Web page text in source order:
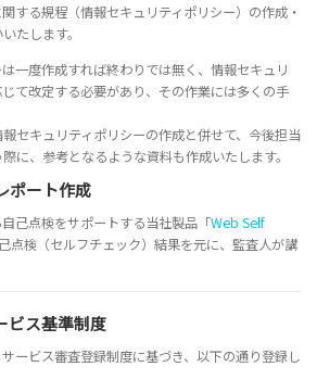
する規程（情報セキュリティポリシー）の作成・
たします。
一度作成すれば終わりでは無く、情報セキュリ
て改定する必要があり、その作業には多くの手
セキュリティポリシーの作成と併せて、今後担当
に、参考となるような資料も作成いたします。
ポート作成
己点検をサポートする当社製品「Web Self
点検（セルフチェック）結果を元に、監査人が講
ビス基準制度
ービス審査登録制度に基づき、以下の通り登録し